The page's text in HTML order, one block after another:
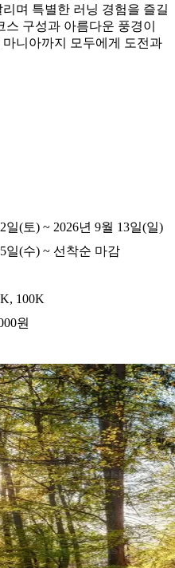
며 특별한 러닝 경험을 즐길
구성과 아름다운 풍경이
니아까지 모두에게 도전과
일(토) ~ 2026년 9월 13일(일)
일(수) ~ 선착순 마감
100K
원